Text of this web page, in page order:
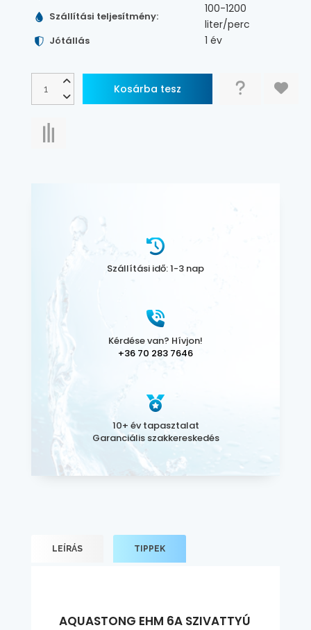
Szállítási teljesítmény:
100-1200
liter/perc
Jótállás 1 év
Szállítási idő: 1-3 nap
Kérdése van? Hívjon!
+36 70 283 7646
10+ év tapasztalat
Garanciális szakkereskedés
LEÍRÁS TIPPEK
AQUASTONG EHM 6A SZIVATTYÚ